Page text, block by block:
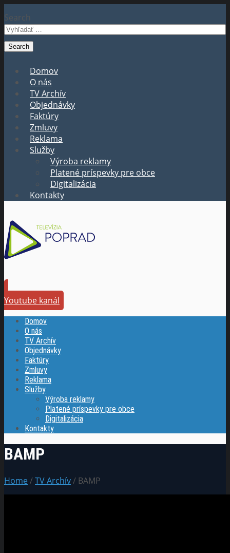
Search
Domov
O nás
TV Archív
Objednávky
Faktúry
Zmluvy
Reklama
Služby
Výroba reklamy
Platené príspevky pre obce
Digitalizácia
Kontakty
Youtube kanál
Domov
O nás
TV Archív
Objednávky
Faktúry
Zmluvy
Reklama
Služby
Výroba reklamy
Platené príspevky pre obce
Digitalizácia
Kontakty
BAMP
Home/TV Archív/ BAMP